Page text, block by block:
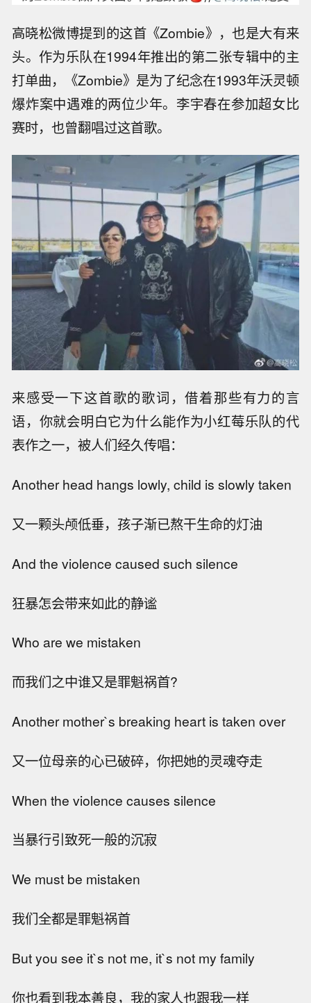
高晓松微博提到的这首《Zombie》，也是大有来
头。作为乐队在1994年推出的第二张专辑中的主
打单曲，《Zombie》是为了纪念在1993年沃灵顿
爆炸案中遇难的两位少年。李宇春在参加超女比
赛时，也曾翻唱过这首歌。
来感受一下这首歌的歌词，借着那些有力的言
语，你就会明白它为什么能作为小红莓乐队的代
表作之一，被人们经久传唱：
Another head hangs lowly, child is slowly taken
又一颗头颅低垂，孩子渐已熬干生命的灯油
And the violence caused such silence
狂暴怎会带来如此的静谧
Who are we mistaken
而我们之中谁又是罪魁祸首?
Another mother`s breaking heart is taken over
又一位母亲的心已破碎，你把她的灵魂夺走
When the violence causes silence
当暴行引致死一般的沉寂
We must be mistaken
我们全都是罪魁祸首
But you see it`s not me, it`s not my family
你也看到我本善良，我的家人也跟我一样